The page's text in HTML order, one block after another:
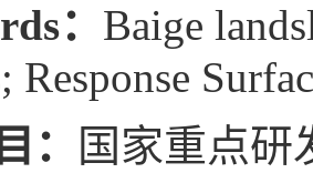
： Baige
Response
：
国家重点研